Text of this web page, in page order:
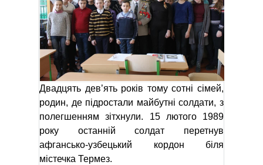
Двадцять дев’ять років тому сотні сімей,
родин, де підростали майбутні солдати, з
полегшенням зітхнули. 15 лютого 1989
року останній солдат перетнув
афгансько-узбецький кордон біля
містечка Термез.